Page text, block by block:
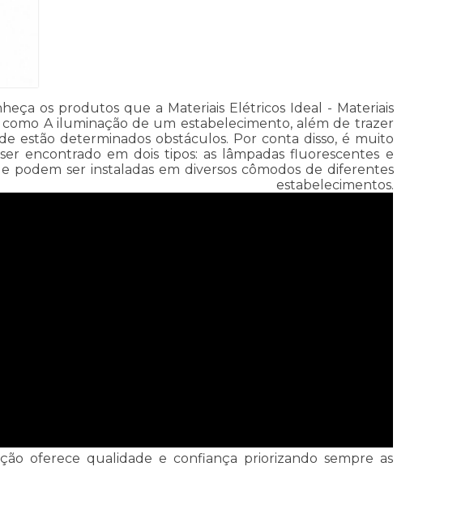
os produtos que a Materiais Elétricos Ideal - Materiais
A iluminação de um estabelecimento, além de trazer
estão determinados obstáculos. Por conta disso, é muito
encontrado em dois tipos: as lâmpadas fluorescentes e
podem ser instaladas em diversos cômodos de diferentes
oferece qualidade e confiança priorizando sempre as